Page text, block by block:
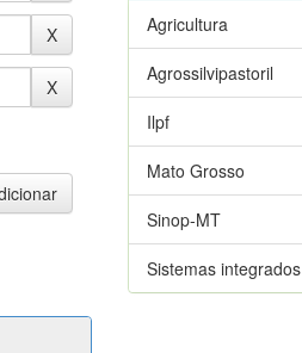
Agricultura
Agrossilvipastoril
Ilpf
Mato Grosso
Sinop-MT
Sistemas integrados